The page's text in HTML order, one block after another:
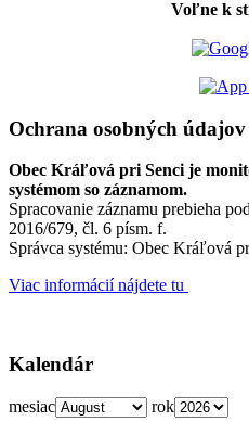
Voľne k
Ochrana osobných údajov
Obec Kráľová pri Senci je
systémom so záznamom.
Spracovanie záznamu prebieha
2016/679, čl. 6 písm. f.
Správca systému: Obec Kráľová
Viac informácií nájdete tu
Kalendár
mesiac rok